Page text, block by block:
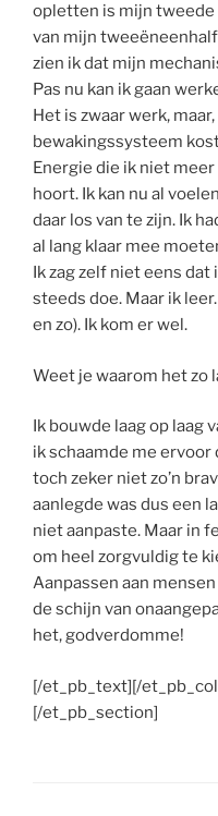
opletten is mijn
van mijn
zien ik dat mijn
Pas nu kan ik gaan
Het is zwaar werk,
bewakingssysteem
Energie die ik niet
hoort. Ik kan nu al
daar los van te zijn. Ik
al lang klaar mee
Ik zag zelf niet eens
steeds doe. Maar ik
en zo). Ik kom er wel.
Weet je waarom het zo
Ik bouwde laag op laag
ik schaamde me ervoor
toch zeker niet zo’n
aanlegde was dus een
niet aanpaste. Maar in
om heel zorgvuldig te
Aanpassen aan
de schijn van
het, godverdomme!
[/et_pb_text][/
[/et_pb_section]